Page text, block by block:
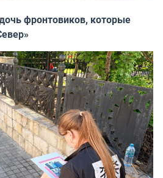
фронтовиков, которые